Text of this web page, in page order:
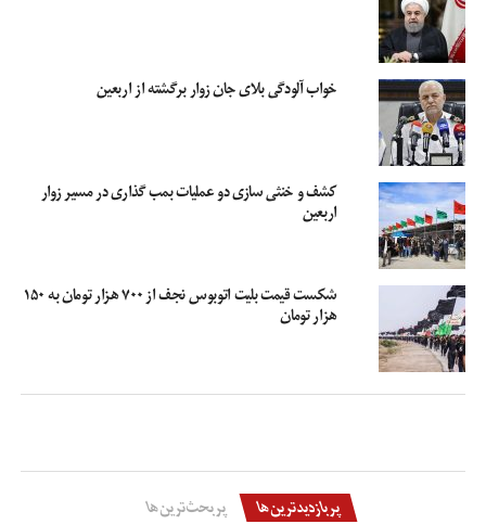
خواب آلودگی بلای جان زوار برگشته از اربعین
کشف و خنثی سازی دو عملیات بمب گذاری در مسیر زوار
اربعین
شکست قیمت بلیت اتوبوس نجف از ۷۰۰ هزار تومان به ۱۵۰
هزار تومان
پربازدیدترین‌ها پربحث‌ترین‌ها